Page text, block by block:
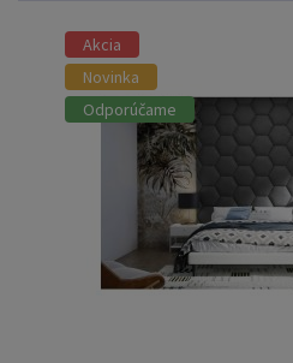
Akcia
Novinka
Odporúčame